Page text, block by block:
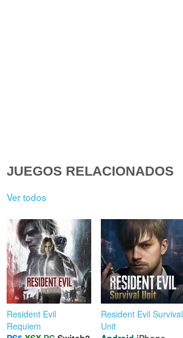
JUEGOS RELACIONADOS
Ver todos
Resident Evil
Requiem
Resident Evil Survival
Unit